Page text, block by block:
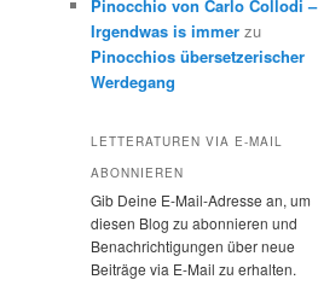
Pinocchio von Carlo Collodi –
Irgendwas is immer zu
Pinocchios übersetzerischer
Werdegang
LETTERATUREN VIA E-MAIL
ABONNIEREN
Gib Deine E-Mail-Adresse an, um
diesen Blog zu abonnieren und
Benachrichtigungen über neue
Beiträge via E-Mail zu erhalten.